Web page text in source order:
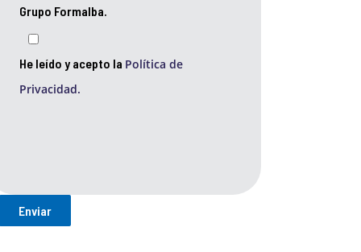
Grupo Formalba.
He leído y acepto la Política de
Privacidad.